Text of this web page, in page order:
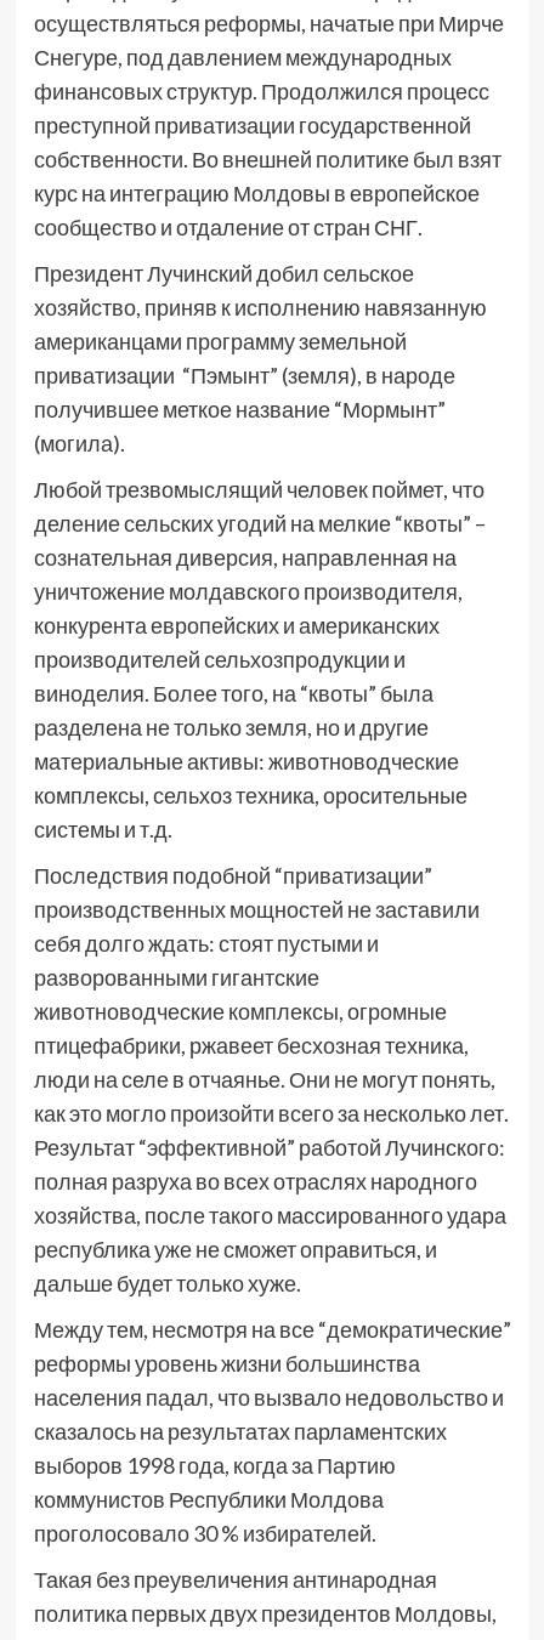
осуществляться реформы, начатые при Мирче
Снегуре, под давлением международных
финансовых структур. Продолжился процесс
преступной приватизации государственной
собственности. Во внешней политике был взят
курс на интеграцию Молдовы в европейское
сообщество и отдаление от стран СНГ.
Президент Лучинский добил сельское
хозяйство, приняв к исполнению навязанную
американцами программу земельной
приватизации “Пэмынт” (земля), в народе
получившее меткое название “Мормынт”
(могила).
Любой трезвомыслящий человек поймет, что
деление сельских угодий на мелкие “квоты” –
сознательная диверсия, направленная на
уничтожение молдавского производителя,
конкурента европейских и американских
производителей сельхозпродукции и
виноделия. Более того, на “квоты” была
разделена не только земля, но и другие
материальные активы: животноводческие
комплексы, сельхоз техника, оросительные
системы и т.д.
Последствия подобной “приватизации”
производственных мощностей не заставили
себя долго ждать: стоят пустыми и
разворованными гигантские
животноводческие комплексы, огромные
птицефабрики, ржавеет бесхозная техника,
люди на селе в отчаянье. Они не могут понять,
как это могло произойти всего за несколько лет.
Результат “эффективной” работой Лучинского:
полная разруха во всех отраслях народного
хозяйства, после такого массированного удара
республика уже не сможет оправиться, и
дальше будет только хуже.
Между тем, несмотря на все “демократические”
реформы уровень жизни большинства
населения падал, что вызвало недовольство и
сказалось на результатах парламентских
выборов 1998 года, когда за Партию
коммунистов Республики Молдова
проголосовало 30 % избирателей.
Такая без преувеличения антинародная
политика первых двух президентов Молдовы,